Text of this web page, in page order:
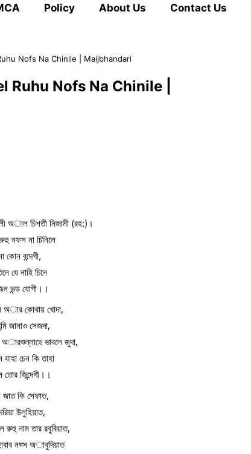
Policy About Us Contact Us
Ruhu Nofs Na Chinile | Maijbhandari
Ruhu Nofs Na Chinile |
অাল চিশতী নিজামী (রহ:)।
নফস না চিনিলে
কোন বন্দেগী,
যে নাহি চিনে
ভন্ড যোগী।।
অার কোথায় খোদা,
জানাও সেজদা,
ভাবলে জুদা,
চেন কি তাহা
তোর জিন্দেগী।।
জাত কি সেফাত,
উলুহিয়াত,
রুহু নাম তার রবুবিয়াত,
নফ্স অাবুদিয়াত